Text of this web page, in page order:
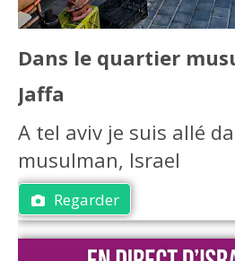
Dans le quartier
Jaffa
A tel aviv je suis allé
musulman, Israel
Regarder